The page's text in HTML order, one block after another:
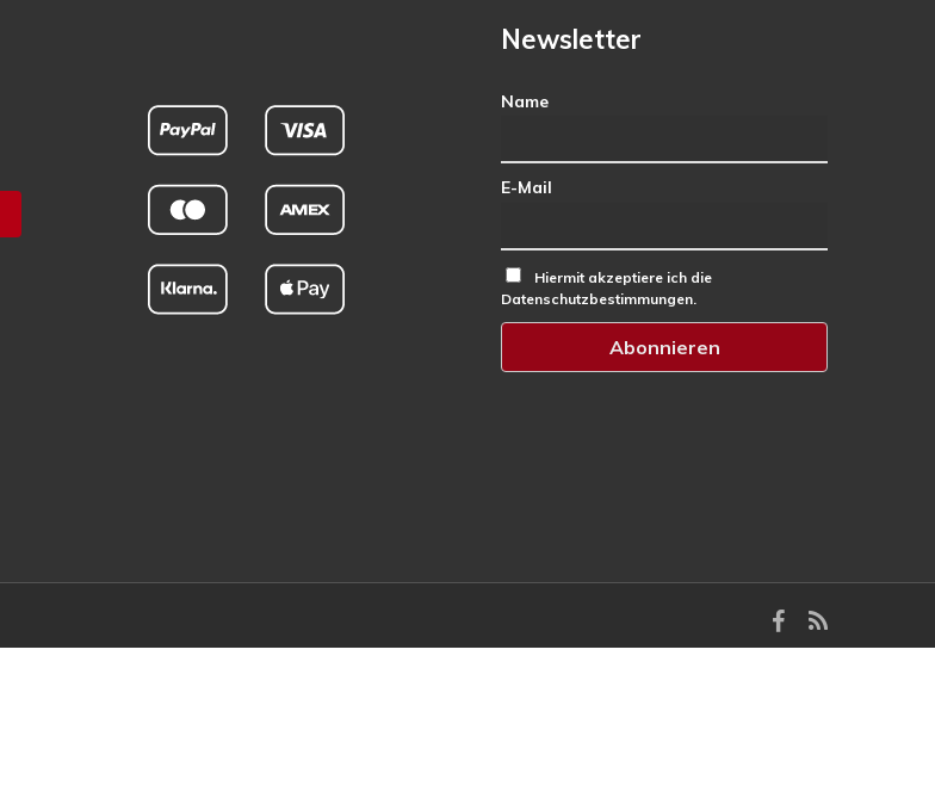
Newsletter
Name
E-Mail
Hiermit akzeptiere ich die
Datenschutzbestimmungen.
facebook
RSS